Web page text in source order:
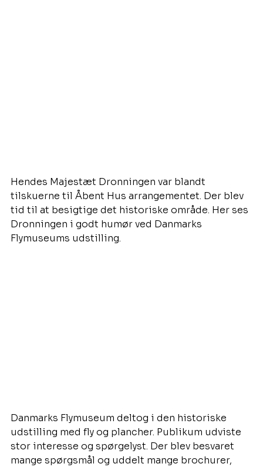
Hendes Majestæt Dronningen var blandt
tilskuerne til Åbent Hus arrangementet. Der blev
tid til at besigtige det historiske område. Her ses
Dronningen i godt humør ved Danmarks
Flymuseums udstilling.
Danmarks Flymuseum deltog i den historiske
udstilling med fly og plancher. Publikum udviste
stor interesse og spørgelyst. Der blev besvaret
mange spørgsmål og uddelt mange brochurer,